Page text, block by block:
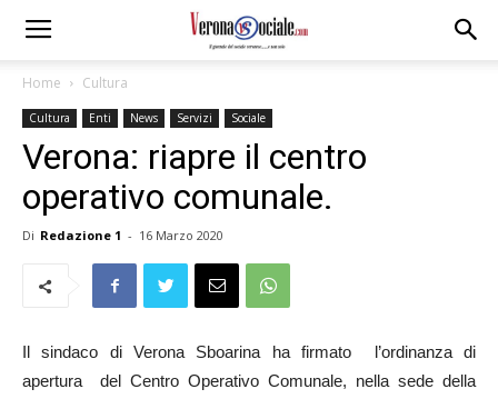
Home Cultura
Cultura Enti News Servizi Sociale
Verona: riapre il centro
operativo comunale.
Di Redazione 1 - 16 Marzo 2020
Il sindaco di Verona Sboarina ha firmato l’ordinanza di
apertura del Centro Operativo Comunale, nella sede della